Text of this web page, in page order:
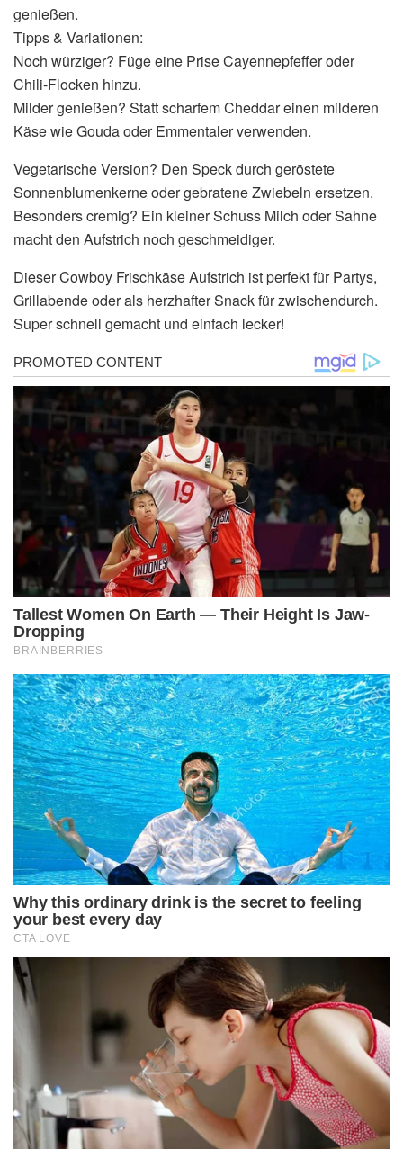
genießen.
Tipps & Variationen:
Noch würziger? Füge eine Prise Cayennepfeffer oder
Chili-Flocken hinzu.
Milder genießen? Statt scharfem Cheddar einen milderen
Käse wie Gouda oder Emmentaler verwenden.
Vegetarische Version? Den Speck durch geröstete
Sonnenblumenkerne oder gebratene Zwiebeln ersetzen.
Besonders cremig? Ein kleiner Schuss Milch oder Sahne
macht den Aufstrich noch geschmeidiger.
Dieser Cowboy Frischkäse Aufstrich ist perfekt für Partys,
Grillabende oder als herzhafter Snack für zwischendurch.
Super schnell gemacht und einfach lecker!